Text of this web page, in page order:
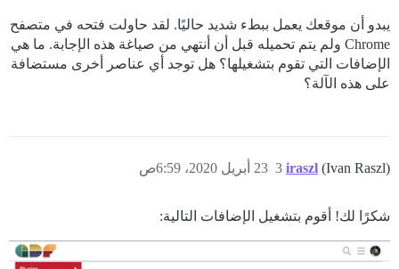
يبدو أن موقعك يعمل ببطء شديد حاليًا. لقد حاولت فتحه في متصفح
Chrome ولم يتم تحميله قبل أن أنتهي من صياغة هذه الإجابة. ما هي
الإضافات التي تقوم بتشغيلها؟ هل توجد أي عناصر أخرى مستضافة
على هذه الآلة؟
iraszl (Ivan Raszl) 23 أبريل 2020، 6:59ص 3
شكرًا لك! أقوم بتشغيل الإضافات التالية: